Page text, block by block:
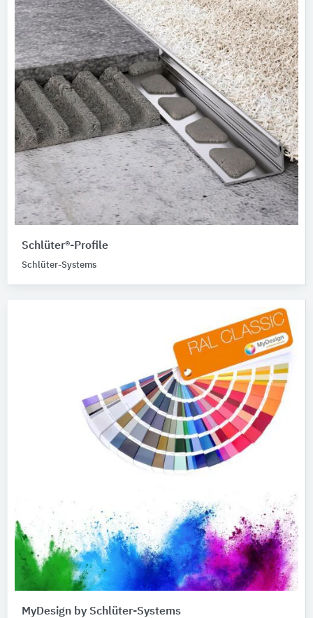
Schlüter®-Profile
Schlüter-Systems
MyDesign by Schlüter-Systems